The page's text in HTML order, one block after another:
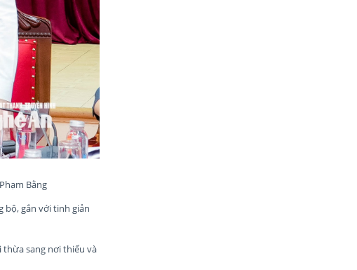
Bằng
bộ, gắn với tinh giản
thừa sang nơi thiếu và